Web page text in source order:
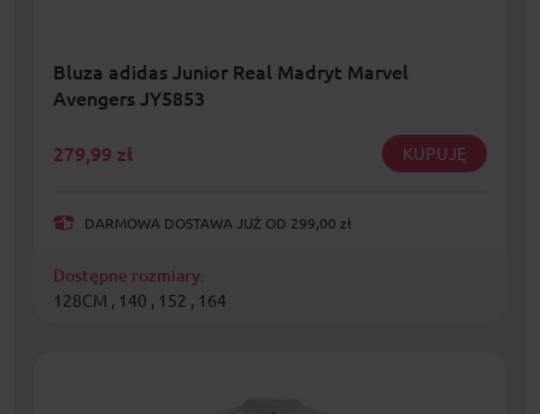
Bluza adidas Junior Real Madryt Marvel
Avengers JY5853
279,99 zł KUPUJĘ
DARMOWA DOSTAWA JUŻ OD 299,00 zł
Dostępne rozmiary:
128CM , 140 , 152 , 164